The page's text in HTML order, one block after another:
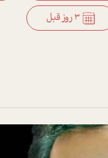
3 روز قبل